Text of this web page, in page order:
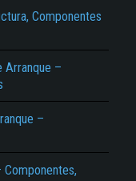
Componentes
Arranque –
–